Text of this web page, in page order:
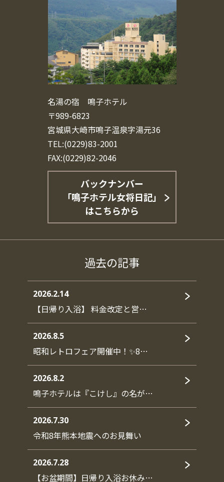
名湯の宿 鳴子ホテル
〒989-6823
宮城県大崎市鳴子温泉字湯元36
TEL:(0229)83-2001
FAX:(0229)82-2046
バックナンバー
「鳴子ホテル女将日記」
はこちらから
過去の記事
2026.2.14
【日帰り入浴】 料金改定と営…
2026.8.5
昭和レトロフェア開催中！✨8…
2026.8.2
鳴子ホテルは『こけし』の名が…
2026.7.30
令和8年熊本地震へのお見舞い
2026.7.28
【お盆期間】日帰り入浴お休み…